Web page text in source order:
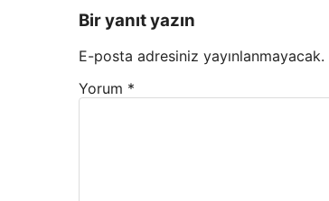
Bir yanıt yazın
E-posta adresiniz yayınlanmayacak.
Yorum *